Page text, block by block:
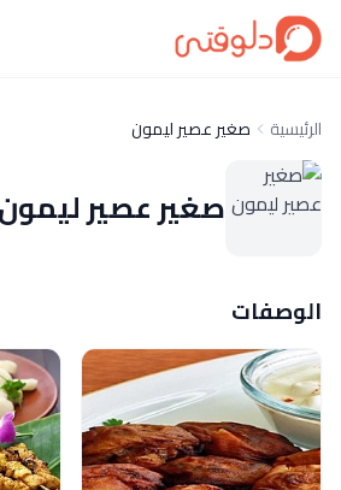
الرئيسية صغير عصير ليمون
صغير عصير ليمون
الوصفات